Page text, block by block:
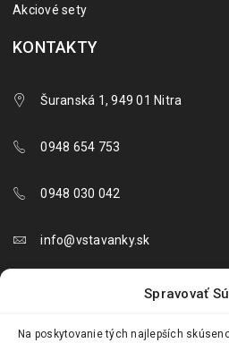
Spravovať
Na poskytovanie tých najlepších
Akciové sety
KONTAKTY
Šuranská 1, 949 01 Nitra
0948 654 753
0948 030 042
info@vstavanky.sk
objednavky@vstavanky.sk
reklamacie@vstavanky.sk